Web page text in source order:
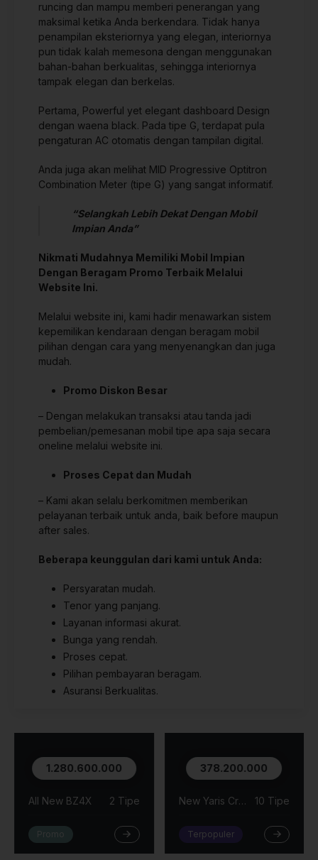
runcing dan mampu memberi penerangan yang
maksimal ketika Anda berkendara. Tidak hanya
penampilan eksteriornya yang elegan, interiornya
pun tidak kalah memesona dengan menggunakan
bahan-bahan berkualitas, sehingga interiornya
tampak elegan dan berkelas.
Pertama, Powerful yet elegant dashboard Design
dengan waena black. Pada tipe G, terdapat pula
pengaturan AC otomatis dengan tampilan digital.
Anda juga akan melihat MID Progressive Optitron
Combination Meter (tipe G) yang sangat informatif.
“Selangkah Lebih Dekat Dengan Mobil
Impian Anda”
Nikmati Mudahnya Memiliki Mobil Impian
Dengan Beragam Promo Terbaik Melalui
Website Ini.
Melalui website ini, kami hadir menawarkan sistem
kepemilikan kendaraan dengan beragam mobil
pilihan dengan cara yang menyenangkan dan juga
mudah.
Promo Diskon Besar
– Dengan melakukan transaksi atau tanda jadi
pembelian/pemesanan mobil tipe apa saja secara
oneline melalui website ini.
Proses Cepat dan Mudah
– Kami akan selalu berkomitmen memberikan
pelayanan terbaik untuk anda, baik before maupun
after sales.
Beberapa keunggulan dari kami untuk Anda:
Persyaratan mudah.
Tenor yang panjang.
Layanan informasi akurat.
Bunga yang rendah.
Proses cepat.
Pilihan pembayaran beragam.
Asuransi Berkualitas.
1.280.600.000
All New BZ4X 2 Tipe
Promo
378.200.000
New Yaris Cross 10 Tipe
Terpopuler